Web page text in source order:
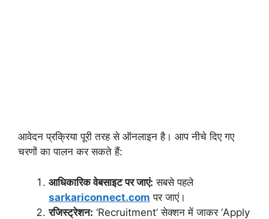
आवेदन प्रक्रिया पूरी तरह से ऑनलाइन है। आप नीचे दिए गए
चरणों का पालन कर सकते हैं:
आधिकारिक वेबसाइट पर जाएं: सबसे पहले
sarkariconnect.com पर जाएं।
रजिस्ट्रेशन: ‘Recruitment’ सेक्शन में जाकर ‘Apply